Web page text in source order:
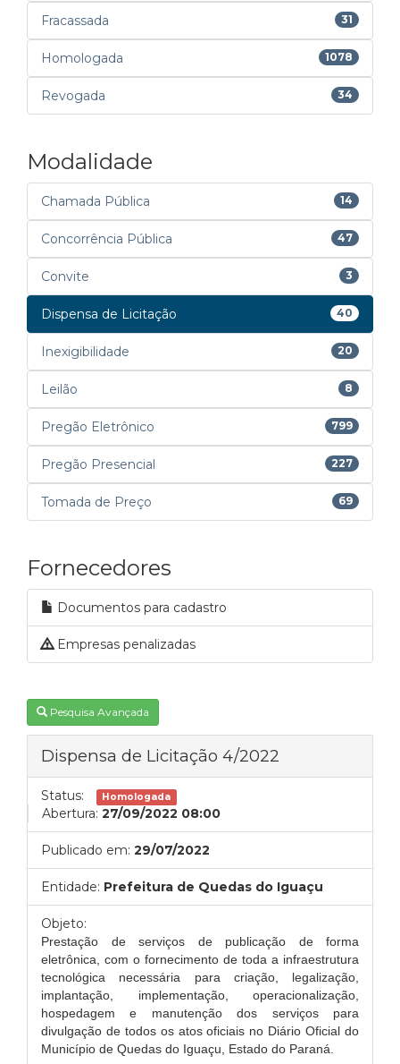
Fracassada 31
Homologada 1078
Revogada 34
Modalidade
Chamada Pública 14
Concorrência Pública 47
Convite 3
Dispensa de Licitação 40
Inexigibilidade 20
Leilão 8
Pregão Eletrônico 799
Pregão Presencial 227
Tomada de Preço 69
Fornecedores
Documentos para cadastro
Empresas penalizadas
Pesquisa Avançada
Dispensa de Licitação 4/2022
Status: Homologada
Abertura: 27/09/2022 08:00
Publicado em: 29/07/2022
Entidade: Prefeitura de Quedas do Iguaçu
Objeto:
Prestação de serviços de publicação de forma
eletrônica, com o fornecimento de toda a infraestrutura
tecnológica necessária para criação, legalização,
implantação, implementação, operacionalização,
hospedagem e manutenção dos serviços para
divulgação de todos os atos oficiais no Diário Oficial do
Município de Quedas do Iguaçu, Estado do Paraná.